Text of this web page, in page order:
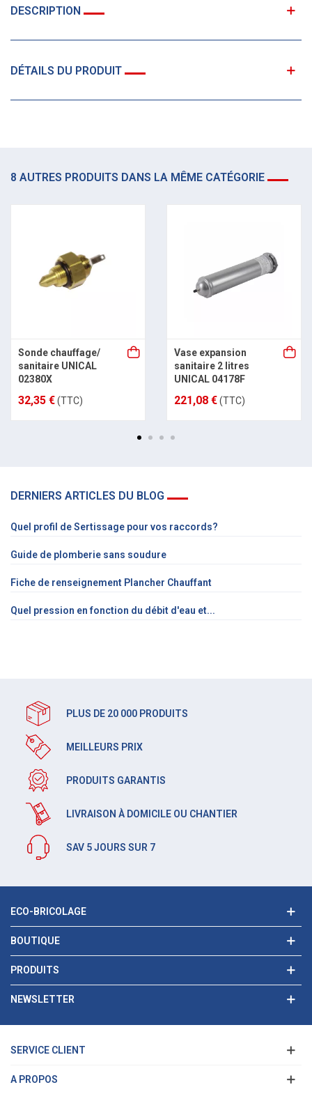
DESCRIPTION
DÉTAILS DU PRODUIT
8 AUTRES PRODUITS DANS LA MÊME CATÉGORIE
Sonde chauffage/
sanitaire UNICAL
02380X
32,35 €(TTC)
Vase expansion
sanitaire 2 litres
UNICAL 04178F
221,08 €(TTC)
DERNIERS ARTICLES DU BLOG
Quel profil de Sertissage pour vos raccords?
Guide de plomberie sans soudure
Fiche de renseignement Plancher Chauffant
Quel pression en fonction du débit d'eau et...
PLUS DE 20 000 PRODUITS
MEILLEURS PRIX
PRODUITS GARANTIS
LIVRAISON À DOMICILE OU CHANTIER
SAV 5 JOURS SUR 7
ECO-BRICOLAGE
BOUTIQUE
PRODUITS
NEWSLETTER
SERVICE CLIENT
A PROPOS